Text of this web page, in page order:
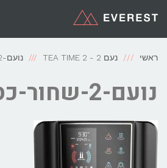
ראשי נעם 2 - TEA TIME 2 נועם-2-שחור-כסוף
נועם-2-שחור-כסוף